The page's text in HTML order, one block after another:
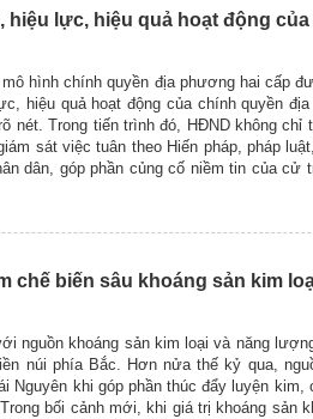
lực, hiệu quả hoạt động
hình chính quyền địa phương hai cấp
hiệu quả hoạt động của chính quyền
nét. Trong tiến trình đó, HĐND không chỉ
sát việc tuân theo Hiến pháp, pháp
dân, góp phần củng cố niềm tin của
chế biến sâu khoáng sản kim
nguồn khoáng sản kim loại và năng
núi phía Bắc. Hơn nửa thế kỷ qua,
Nguyên khi góp phần thúc đẩy luyện
bối cảnh mới, khi giá trị khoáng sản